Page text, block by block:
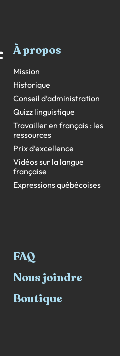
À propos
Mission
Historique
Conseil d’administration
Quizz linguistique
Travailler en français : les
ressources
Prix d’excellence
Vidéos sur la langue
française
Expressions québécoises
FAQ
Nous joindre
Boutique